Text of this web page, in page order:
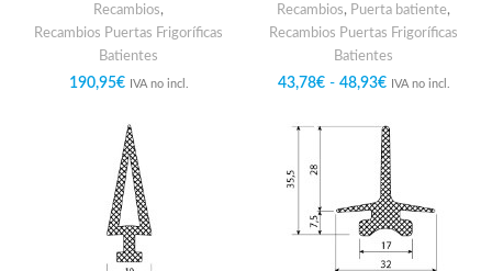
Recambios,
Recambios Puertas Frigoríficas
Batientes
190,95€ IVA no incl.
Recambios, Puerta batiente,
Recambios Puertas Frigoríficas
Batientes
43,78€ - 48,93€ IVA no incl.